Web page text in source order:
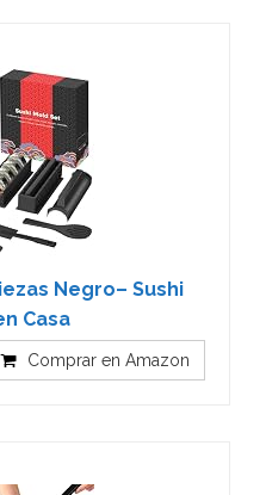
Negro– Sushi
Casa
Comprar en Amazon